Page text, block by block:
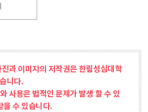
과 이미지의 저작권은 한림성심대학
니다.
사용은 법적인 문제가 발생 할 수 있
을 수 있습니다.